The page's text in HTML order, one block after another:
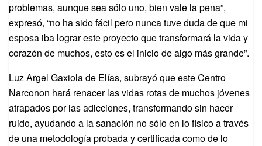
problemas, aunque sea sólo uno, bien vale la pena”,
expresó, “no ha sido fácil pero nunca tuve duda de que mi
esposa iba lograr este proyecto que transformará la vida y
corazón de muchos, esto es el inicio de algo más grande”.
Luz Argel Gaxiola de Elías, subrayó que este Centro
Narconon hará renacer las vidas rotas de muchos jóvenes
atrapados por las adicciones, transformando sin hacer
ruido, ayudando a la sanación no sólo en lo físico a través
de una metodología probada y certificada como de lo